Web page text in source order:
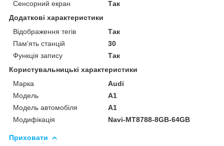
Сенсорний екран
Так
Додаткові характеристики
Відображення тегів
Так
Пам'ять станцій
30
Функція запису
Так
Користувальницькі характеристики
Марка
Audi
Модель
A1
Модель автомобіля
A1
Модифікація
Navi-MT8788-8GB-64GB
Приховати